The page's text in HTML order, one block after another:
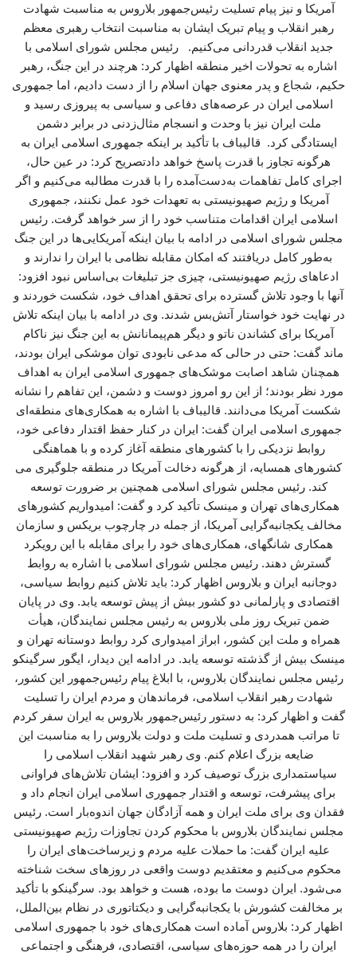
آمریکا و نیز پیام تسلیت رئیس‌جمهور بلاروس به مناسبت شهادت
رهبر انقلاب و پیام تبریک ایشان به مناسبت انتخاب رهبری معظم
جدید انقلاب قدردانی می‌کنیم. رئیس مجلس شورای اسلامی با
اشاره به تحولات اخیر منطقه اظهار کرد: هرچند در این جنگ، رهبر
حکیم، شجاع و پدر معنوی جهان اسلام را از دست دادیم، اما جمهوری
اسلامی ایران در عرصه‌های دفاعی و سیاسی به پیروزی رسید و
ملت ایران نیز با وحدت و انسجام مثال‌زدنی در برابر دشمن
ایستادگی کرد. قالیباف با تأکید بر اینکه جمهوری اسلامی ایران به
هرگونه تجاوز با قدرت پاسخ خواهد دادتصریح کرد: در عین حال،
اجرای کامل تفاهمات به‌دست‌آمده را با قدرت مطالبه می‌کنیم و اگر
آمریکا و رژیم صهیونیستی به تعهدات خود عمل نکنند، جمهوری
اسلامی ایران اقدامات متناسب خود را از سر خواهد گرفت. رئیس
مجلس شورای اسلامی در ادامه با بیان اینکه آمریکایی‌ها در این جنگ
به‌طور کامل دریافتند که امکان مقابله نظامی با ایران را ندارند و
ادعاهای رژیم صهیونیستی، چیزی جز تبلیغات بی‌اساس نبود افزود:
آنها با وجود تلاش گسترده برای تحقق اهداف خود، شکست خوردند و
در نهایت خود خواستار آتش‌بس شدند. وی در ادامه با بیان اینکه تلاش
آمریکا برای کشاندن ناتو و دیگر هم‌پیمانانش به این جنگ نیز ناکام
ماند گفت: حتی در حالی که مدعی نابودی توان موشکی ایران بودند،
همچنان شاهد اصابت موشک‌های جمهوری اسلامی ایران به اهداف
مورد نظر بودند؛ از این رو امروز دوست و دشمن، این تفاهم را نشانه
شکست آمریکا می‌دانند. قالیباف با اشاره به همکاری‌های منطقه‌ای
جمهوری اسلامی ایران گفت: ایران در کنار حفظ اقتدار دفاعی خود،
روابط نزدیکی را با کشورهای منطقه آغاز کرده و با هماهنگی
کشورهای همسایه، از هرگونه دخالت آمریکا در منطقه جلوگیری می
کند. رئیس مجلس شورای اسلامی همچنین بر ضرورت توسعه
همکاری‌های تهران و مینسک تأکید کرد و گفت: امیدواریم کشورهای
مخالف یکجانبه‌گرایی آمریکا، از جمله در چارچوب بریکس و سازمان
همکاری شانگهای، همکاری‌های خود را برای مقابله با این رویکرد
گسترش دهند. رئیس مجلس شورای اسلامی با اشاره به روابط
دوجانبه ایران و بلاروس اظهار کرد: باید تلاش کنیم روابط سیاسی،
اقتصادی و پارلمانی دو کشور بیش از پیش توسعه یابد. وی در پایان
ضمن تبریک روز ملی بلاروس به رئیس مجلس نمایندگان، هیأت
همراه و ملت این کشور، ابراز امیدواری کرد روابط دوستانه تهران و
مینسک بیش از گذشته توسعه یابد. در ادامه این دیدار، ایگور سرگینکو
رئیس مجلس نمایندگان بلاروس، با ابلاغ پیام رئیس‌جمهور این کشور،
شهادت رهبر انقلاب اسلامی، فرماندهان و مردم ایران را تسلیت
گفت و اظهار کرد: به دستور رئیس‌جمهور بلاروس به ایران سفر کردم
تا مراتب همدردی و تسلیت ملت و دولت بلاروس را به مناسبت این
ضایعه بزرگ اعلام کنم. وی رهبر شهید انقلاب اسلامی را
سیاستمداری بزرگ توصیف کرد و افزود: ایشان تلاش‌های فراوانی
برای پیشرفت، توسعه و اقتدار جمهوری اسلامی ایران انجام داد و
فقدان وی برای ملت ایران و همه آزادگان جهان اندوه‌بار است. رئیس
مجلس نمایندگان بلاروس با محکوم کردن تجاوزات رژیم صهیونیستی
علیه ایران گفت: ما حملات علیه مردم و زیرساخت‌های ایران را
محکوم می‌کنیم و معتقدیم دوست واقعی در روزهای سخت شناخته
می‌شود. ایران دوست ما بوده، هست و خواهد بود. سرگینکو با تأکید
بر مخالفت کشورش با یکجانبه‌گرایی و دیکتاتوری در نظام بین‌الملل،
اظهار کرد: بلاروس آماده است همکاری‌های خود با جمهوری اسلامی
ایران را در همه حوزه‌های سیاسی، اقتصادی، فرهنگی و اجتماعی